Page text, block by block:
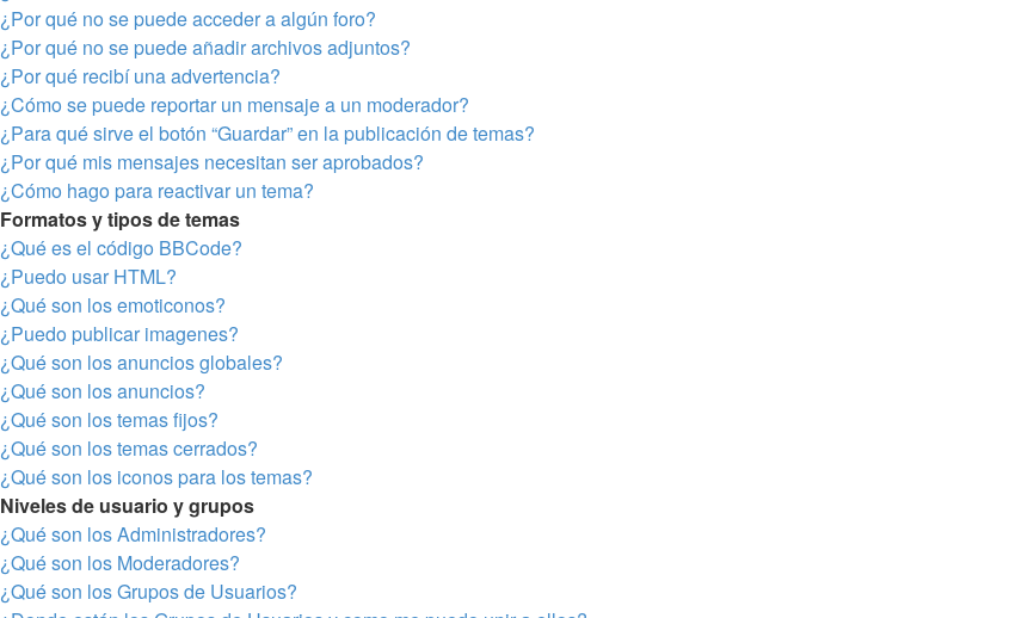
¿Por qué no se puede acceder a algún foro?
¿Por qué no se puede añadir archivos adjuntos?
¿Por qué recibí una advertencia?
¿Cómo se puede reportar un mensaje a un moderador?
¿Para qué sirve el botón “Guardar” en la publicación de temas?
¿Por qué mis mensajes necesitan ser aprobados?
¿Cómo hago para reactivar un tema?
Formatos y tipos de temas
¿Qué es el código BBCode?
¿Puedo usar HTML?
¿Qué son los emoticonos?
¿Puedo publicar imagenes?
¿Qué son los anuncios globales?
¿Qué son los anuncios?
¿Qué son los temas fijos?
¿Qué son los temas cerrados?
¿Qué son los iconos para los temas?
Niveles de usuario y grupos
¿Qué son los Administradores?
¿Qué son los Moderadores?
¿Qué son los Grupos de Usuarios?